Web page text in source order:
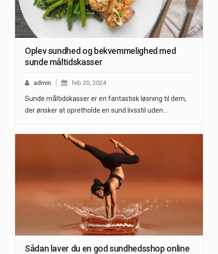
Oplev sundhed og bekvemmelighed med
sunde måltidskasser
admin feb 20, 2024
Sunde måltidskasser er en fantastisk løsning til dem,
der ønsker at opretholde en sund livsstil uden…
Sådan laver du en god sundhedsshop online